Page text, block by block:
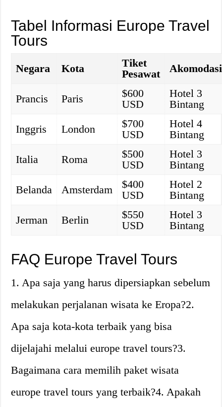
Tabel Informasi Europe Travel
Tours
Negara Kota
Tiket
Pesawat
Akomodasi
Prancis Paris
$600
USD
Hotel 3
Bintang
Inggris
London
$700
USD
Hotel 4
Bintang
Italia
Roma
$500
USD
Hotel 3
Bintang
Belanda
Amsterdam
$400
USD
Hotel 2
Bintang
Jerman
Berlin
$550
USD
Hotel 3
Bintang
FAQ Europe Travel Tours
1. Apa saja yang harus dipersiapkan sebelum
melakukan perjalanan wisata ke Eropa?2.
Apa saja kota-kota terbaik yang bisa
dijelajahi melalui europe travel tours?3.
Bagaimana cara memilih paket wisata
europe travel tours yang terbaik?4. Apakah